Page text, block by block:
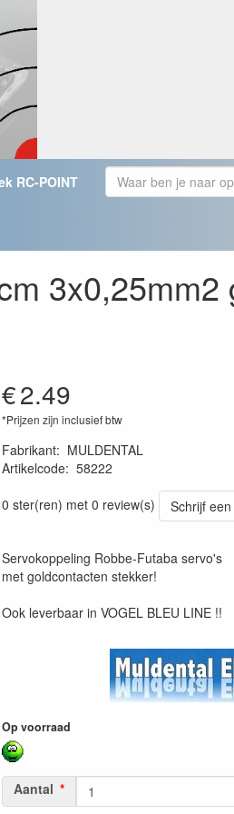
RC-POINT
3x0,25mm2
€2.49
*Prijzen zijn inclusief btw
Fabrikant: MULDENTAL
Artikelcode: 58222
0 ster(ren) met 0 review(s)
Schrijf
Servokoppeling Robbe-Futaba servo's
met goldcontacten stekker!
Ook leverbaar in VOGEL BLEU LINE !!
Op voorraad
Aantal